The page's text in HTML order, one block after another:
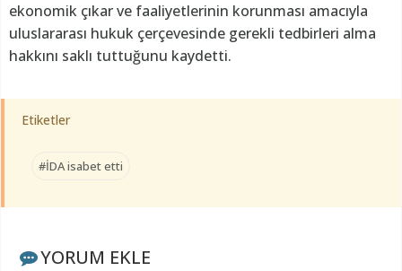
ekonomik çıkar ve faaliyetlerinin korunması amacıyla
uluslararası hukuk çerçevesinde gerekli tedbirleri alma
hakkını saklı tuttuğunu kaydetti.
Etiketler
#İDA isabet etti
YORUM EKLE